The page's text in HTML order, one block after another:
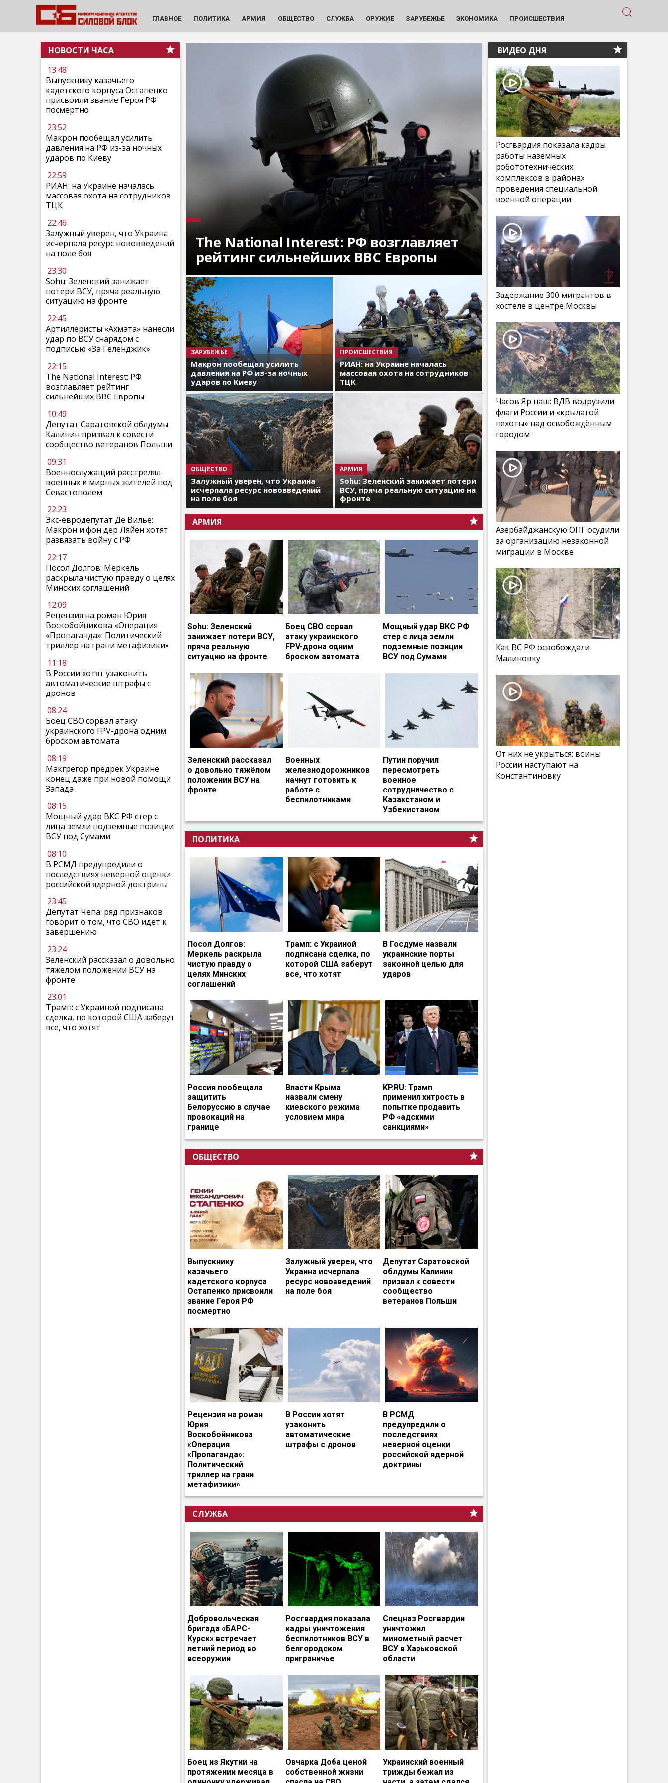
ГЛАВНОЕ ПОЛИТИКА АРМИЯ ОБЩЕСТВО СЛУЖБА ОРУЖИЕ ЗАРУБЕЖЬЕ ЭКОНОМИКА ПРОИСШЕСТВИЯ
НОВОСТИ ЧАСА
13:48
Выпускнику казачьего
кадетского корпуса Остапенко
присвоили звание Героя РФ
посмертно
23:52
Макрон пообещал усилить
давления на РФ из-за ночных
ударов по Киеву
22:59
РИАН: на Украине началась
массовая охота на сотрудников
ТЦК
22:46
Залужный уверен, что Украина
исчерпала ресурс нововведений
на поле боя
23:30
Sohu: Зеленский занижает
потери ВСУ, пряча реальную
ситуацию на фронте
22:45
Артиллеристы «Ахмата» нанесли
удар по ВСУ снарядом с
подписью «За Геленджик»
22:15
The National Interest: РФ
возглавляет рейтинг
сильнейших ВВС Европы
10:49
Депутат Саратовской облдумы
Калинин призвал к совести
сообщество ветеранов Польши
09:31
Военнослужащий расстрелял
военных и мирных жителей под
Севастополем
22:23
Экс-евродепутат Де Вилье:
Макрон и фон дер Ляйен хотят
развязать войну с РФ
22:17
Посол Долгов: Меркель
раскрыла чистую правду о целях
Минских соглашений
12:09
Рецензия на роман Юрия
Воскобойникова «Операция
«Пропаганда»: Политический
триллер на грани метафизики»
11:18
В России хотят узаконить
автоматические штрафы с
дронов
08:24
Боец СВО сорвал атаку
украинского FPV-дрона одним
броском автомата
08:19
Макгрегор предрек Украине
конец даже при новой помощи
Запада
08:15
Мощный удар ВКС РФ стер с
лица земли подземные позиции
ВСУ под Сумами
08:10
В РСМД предупредили о
последствиях неверной оценки
российской ядерной доктрины
23:45
Депутат Чепа: ряд признаков
говорит о том, что СВО идет к
завершению
23:24
Зеленский рассказал о довольно
тяжёлом положении ВСУ на
фронте
23:01
Трамп: с Украиной подписана
сделка, по которой США заберут
все, что хотят
The National Interest: РФ возглавляет
рейтинг сильнейших ВВС Европы
ЗАРУБЕЖЬЕ
Макрон пообещал усилить
давления на РФ из-за ночных
ударов по Киеву
ПРОИСШЕСТВИЯ
РИАН: на Украине началась
массовая охота на сотрудников
ТЦК
ОБЩЕСТВО
Залужный уверен, что Украина
исчерпала ресурс нововведений
на поле боя
АРМИЯ
Sohu: Зеленский занижает потери
ВСУ, пряча реальную ситуацию на
фронте
АРМИЯ
Sohu: Зеленский
занижает потери ВСУ,
пряча реальную
ситуацию на фронте
Боец СВО сорвал
атаку украинского
FPV-дрона одним
броском автомата
Мощный удар ВКС РФ
стер с лица земли
подземные позиции
ВСУ под Сумами
Зеленский рассказал
о довольно тяжёлом
положении ВСУ на
фронте
Военных
железнодорожников
начнут готовить к
работе с
беспилотниками
Путин поручил
пересмотреть
военное
сотрудничество с
Казахстаном и
Узбекистаном
ПОЛИТИКА
Посол Долгов:
Меркель раскрыла
чистую правду о
целях Минских
соглашений
Трамп: с Украиной
подписана сделка, по
которой США заберут
все, что хотят
В Госдуме назвали
украинские порты
законной целью для
ударов
Россия пообещала
защитить
Белоруссию в случае
провокаций на
границе
Власти Крыма
назвали смену
киевского режима
условием мира
KP.RU: Трамп
применил хитрость в
попытке продавить
РФ «адскими
санкциями»
ОБЩЕСТВО
Выпускнику
казачьего
кадетского корпуса
Остапенко присвоили
звание Героя РФ
посмертно
Залужный уверен, что
Украина исчерпала
ресурс нововведений
на поле боя
Депутат Саратовской
облдумы Калинин
призвал к совести
сообщество
ветеранов Польши
Рецензия на роман
Юрия
Воскобойникова
«Операция
«Пропаганда»:
Политический
триллер на грани
метафизики»
В России хотят
узаконить
автоматические
штрафы с дронов
В РСМД
предупредили о
последствиях
неверной оценки
российской ядерной
доктрины
СЛУЖБА
Добровольческая
бригада «БАРС-
Курск» встречает
летний период во
всеоружии
Росгвардия показала
кадры уничтожения
беспилотников ВСУ в
белгородском
приграничье
Спецназ Росгвардии
уничтожил
минометный расчет
ВСУ в Харьковской
области
Боец из Якутии на
протяжении месяца в
Овчарка Доба ценой
собственной жизни
Украинский военный
трижды бежал из
ВИДЕО ДНЯ
Росгвардия показала кадры
работы наземных
робототехнических
комплексов в районах
проведения специальной
военной операции
Задержание 300 мигрантов в
хостеле в центре Москвы
Часов Яр наш: ВДВ водрузили
флаги России и «крылатой
пехоты» над освобождённым
городом
Азербайджанскую ОПГ осудили
за организацию незаконной
миграции в Москве
Как ВС РФ освобождали
Малиновку
От них не укрыться: воины
России наступают на
Константиновку